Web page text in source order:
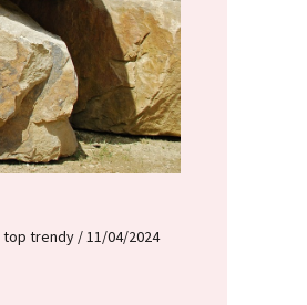
top trendy/11/04/2024